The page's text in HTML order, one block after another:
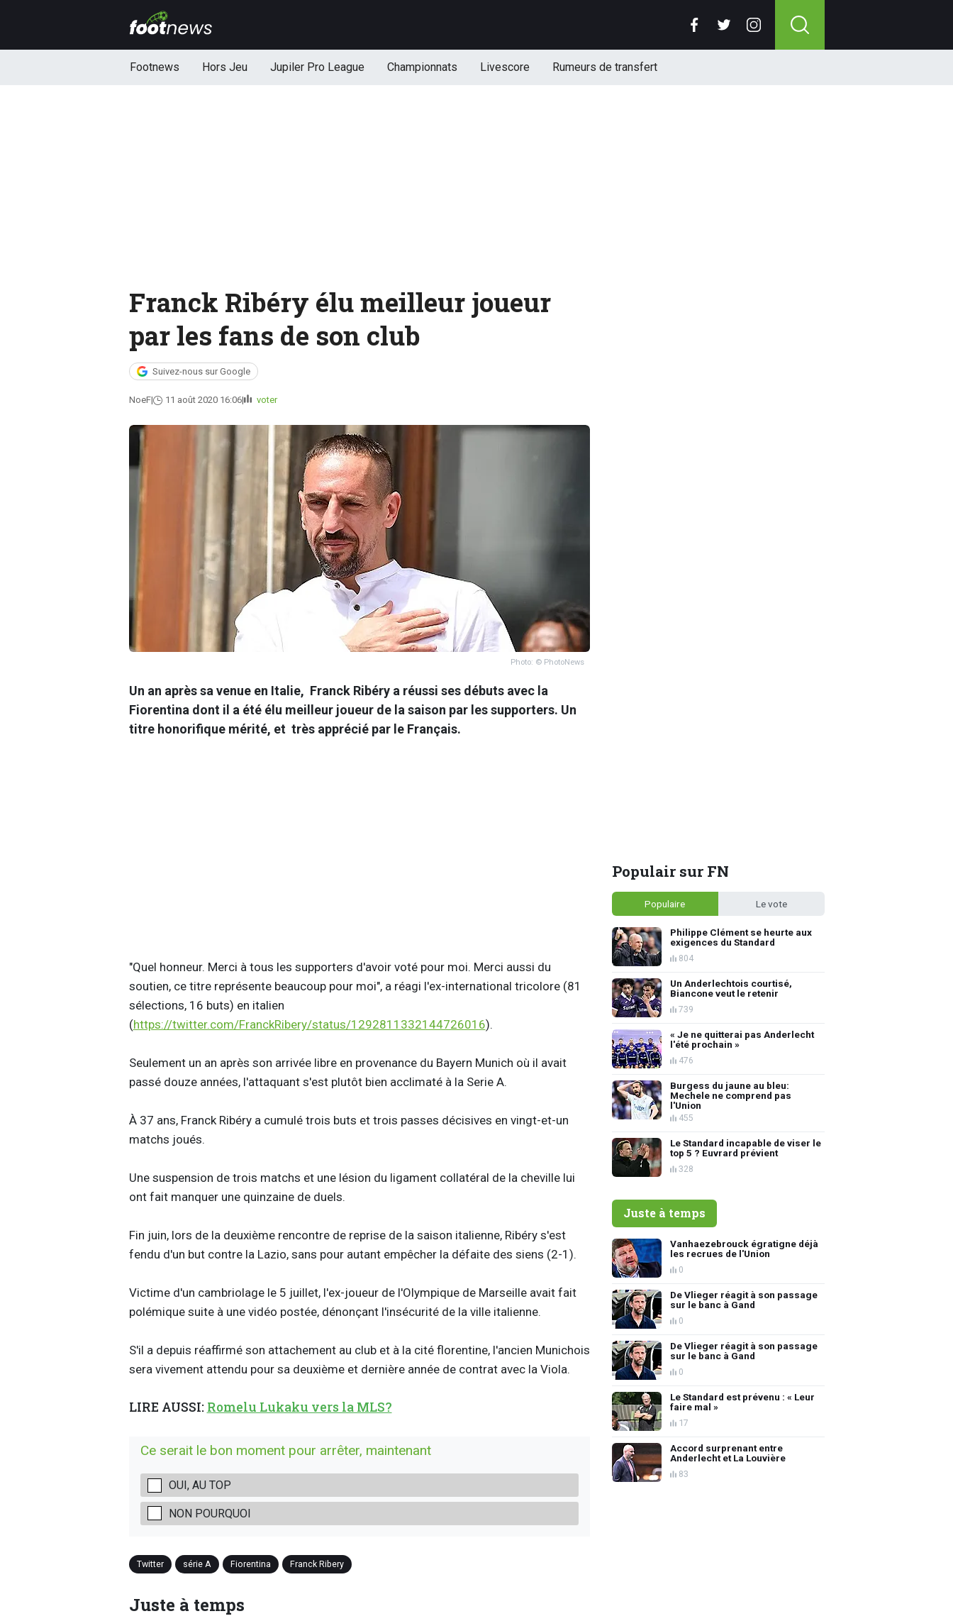
Footnews Hors Jeu Jupiler Pro League Championnats Livescore Rumeurs de transfert
Franck Ribéry élu meilleur joueur
par les fans de son club
Suivez-nous sur Google
NoeF 11 août 2020 16:06 voter
Photo: © PhotoNews
Un an après sa venue en Italie, Franck Ribéry a réussi ses débuts avec la
Fiorentina dont il a été élu meilleur joueur de la saison par les supporters. Un
titre honorifique mérité, et très apprécié par le Français.
"Quel honneur. Merci à tous les supporters d'avoir voté pour moi. Merci aussi du
soutien, ce titre représente beaucoup pour moi", a réagi l'ex-international tricolore (81
sélections, 16 buts) en italien
(https://twitter.com/FranckRibery/status/1292811332144726016).
Seulement un an après son arrivée libre en provenance du Bayern Munich où il avait
passé douze années, l'attaquant s'est plutôt bien acclimaté à la Serie A.
À 37 ans, Franck Ribéry a cumulé trois buts et trois passes décisives en vingt-et-un
matchs joués.
Une suspension de trois matchs et une lésion du ligament collatéral de la cheville lui
ont fait manquer une quinzaine de duels.
Fin juin, lors de la deuxième rencontre de reprise de la saison italienne, Ribéry s'est
fendu d'un but contre la Lazio, sans pour autant empêcher la défaite des siens (2-1).
Victime d'un cambriolage le 5 juillet, l'ex-joueur de l'Olympique de Marseille avait fait
polémique suite à une vidéo postée, dénonçant l'insécurité de la ville italienne.
S'il a depuis réaffirmé son attachement au club et à la cité florentine, l'ancien Munichois
sera vivement attendu pour sa deuxième et dernière année de contrat avec la Viola.
LIRE AUSSI: Romelu Lukaku vers la MLS?
Ce serait le bon moment pour arrêter, maintenant
OUI, AU TOP
NON POURQUOI
Twitter série A Fiorentina Franck Ribery
Juste à temps
Populair sur FN
Populaire Le vote
Philippe Clément se heurte aux
exigences du Standard
804
Un Anderlechtois courtisé,
Biancone veut le retenir
739
« Je ne quitterai pas Anderlecht
l'été prochain »
476
Burgess du jaune au bleu:
Mechele ne comprend pas
l'Union
455
Le Standard incapable de viser le
top 5 ? Euvrard prévient
328
Juste à temps
Vanhaezebrouck égratigne déjà
les recrues de l'Union
0
De Vlieger réagit à son passage
sur le banc à Gand
0
De Vlieger réagit à son passage
sur le banc à Gand
0
Le Standard est prévenu : « Leur
faire mal »
17
Accord surprenant entre
Anderlecht et La Louvière
83